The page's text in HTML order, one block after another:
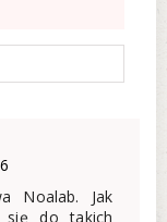
Noalab. Jak
się do takich